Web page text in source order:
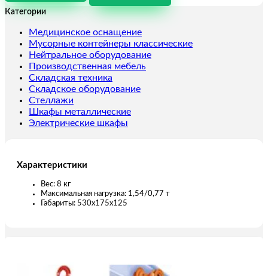
рычажная
GLZ-
B-
1540
(г/
п
770
кг,
длина
троса
Категории
Медицинское оснащение
Мусорные контейнеры классические
Нейтральное оборудование
Производственная мебель
Складская техника
Складское оборудование
Стеллажи
Шкафы металлические
Электрические шкафы
Характеристики
Вес: 8 кг
Максимальная нагрузка: 1,54/0,77 т
Габариты: 530x175x125